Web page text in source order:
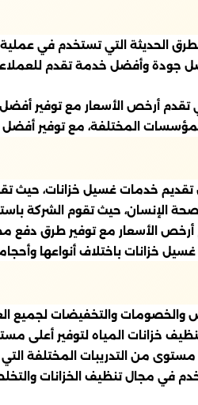
الحديثة التي تستخدم في عملية
وأفضل خدمة تقدم للعملاء
أرخص الأسعار مع توفير
المختلفة، مع توفير
خدمات غسيل خزانات، حيث
الإنسان، حيث تقوم الشركة
الأسعار مع توفير طرق دفع
خزانات باختلاف أنواعها
والخصومات والتخفيضات لجميع
خزانات المياه لتوفير أعلى
مستوى من التدريبات المختلفة
في مجال تنظيف الخزانات